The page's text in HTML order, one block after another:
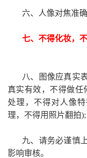
六、人像对焦
七、不得化妆，
八、图像应真实
真实有效，不得做任
处理，不得对人像
理，不得用照片翻
九、请务必谨慎
影响审核。